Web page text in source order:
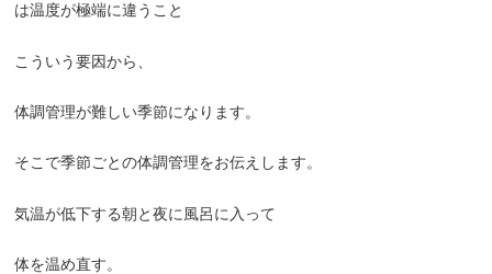
は温度が極端に違うこと
こういう要因から、
体調管理が難しい季節になります。
そこで季節ごとの体調管理をお伝えします。
気温が低下する朝と夜に風呂に入って
体を温め直す。